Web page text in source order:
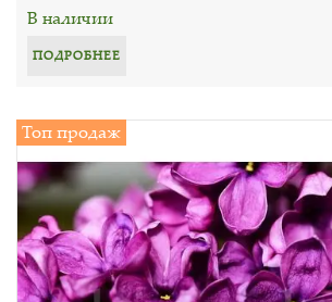
В наличии
ПОДРОБНЕЕ
Топ продаж